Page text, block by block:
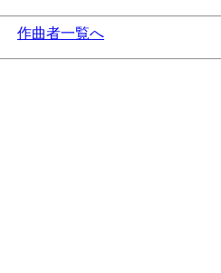
作曲者一覧へ